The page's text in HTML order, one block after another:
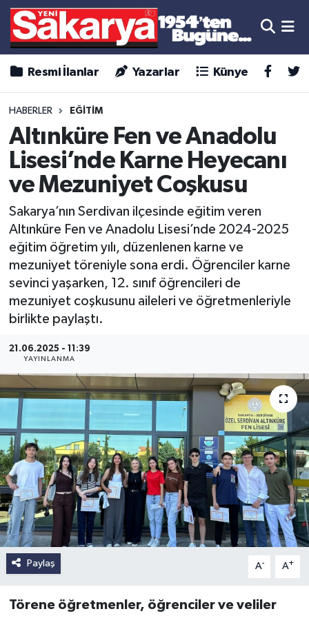
Resmi İlanlar Yazarlar Künye
HABERLER EĞİTİM
Altınküre Fen ve Anadolu
Lisesi’nde Karne Heyecanı
ve Mezuniyet Coşkusu
Sakarya’nın Serdivan ilçesinde eğitim veren
Altınküre Fen ve Anadolu Lisesi’nde 2024-2025
eğitim öğretim yılı, düzenlenen karne ve
mezuniyet töreniyle sona erdi. Öğrenciler karne
sevinci yaşarken, 12. sınıf öğrencileri de
mezuniyet coşkusunu aileleri ve öğretmenleriyle
birlikte paylaştı.
21.06.2025 - 11:39
YAYINLANMA
Paylaş A- A+
Törene öğretmenler, öğrenciler ve veliler